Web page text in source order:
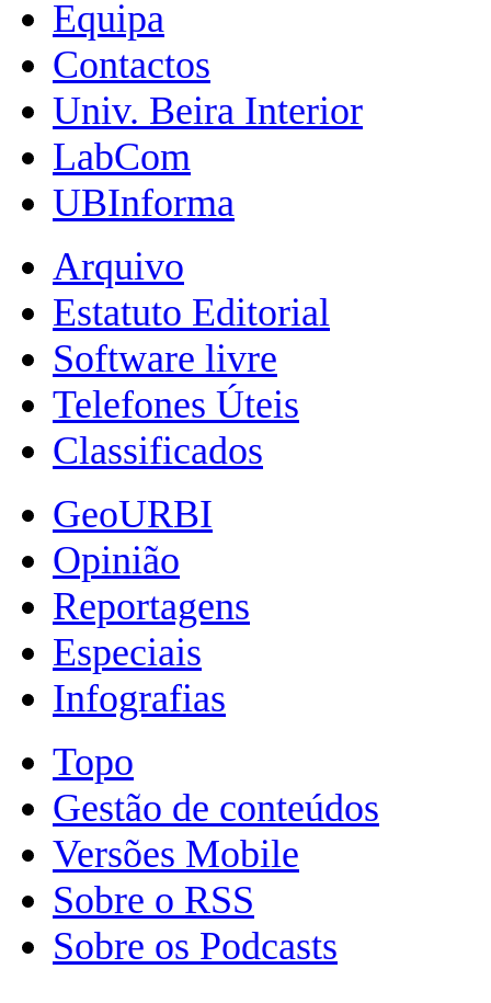
Equipa
Contactos
Univ. Beira Interior
LabCom
UBInforma
Arquivo
Estatuto Editorial
Software livre
Telefones Úteis
Classificados
GeoURBI
Opinião
Reportagens
Especiais
Infografias
Topo
Gestão de conteúdos
Versões Mobile
Sobre o RSS
Sobre os Podcasts